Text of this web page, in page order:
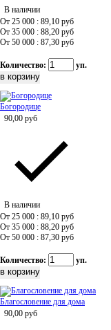
В наличии
От 25 000 : 89,10 руб
От 35 000 : 88,20 руб
От 50 000 : 87,30 руб
Количество: уп.
Богородице
90,00 руб
В наличии
От 25 000 : 89,10 руб
От 35 000 : 88,20 руб
От 50 000 : 87,30 руб
Количество: уп.
Благословение для дома
90,00 руб